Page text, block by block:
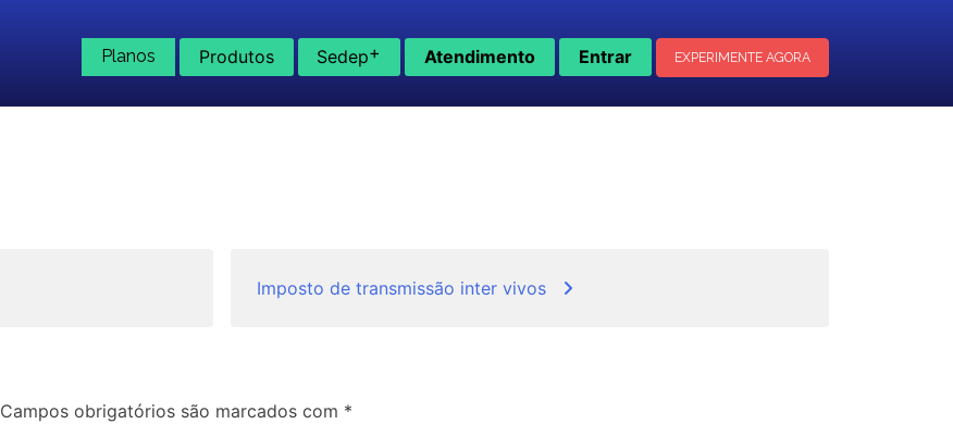
Planos Produtos Sedep+ Atendimento Entrar EXPERIMENTE AGORA
Imposto de transmissão inter vivos
Campos obrigatórios são marcados com *